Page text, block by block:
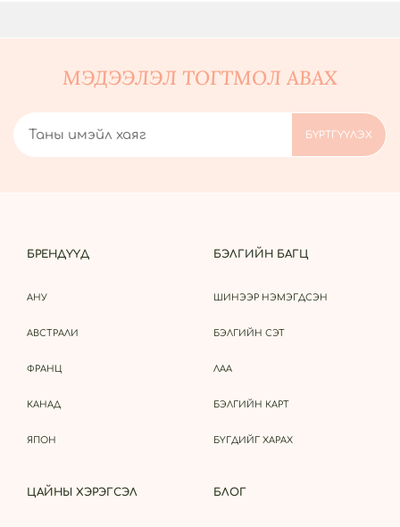
МЭДЭЭЛЭЛ ТОГТМОЛ АВАХ
БРЕНДҮҮД
АНУ
АВСТРАЛИ
ФРАНЦ
КАНАД
ЯПОН
БЭЛГИЙН БАГЦ
ШИНЭЭР НЭМЭГДСЭН
БЭЛГИЙН СЭТ
ЛАА
БЭЛГИЙН КАРТ
БҮГДИЙГ ХАРАХ
ЦАЙНЫ ХЭРЭГСЭЛ БЛОГ